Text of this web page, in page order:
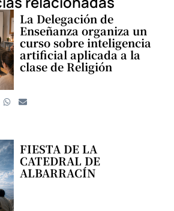
La Delegación de
Enseñanza organiza un
curso sobre inteligencia
artificial aplicada a la
clase de Religión
FIESTA DE LA
CATEDRAL DE
ALBARRACÍN